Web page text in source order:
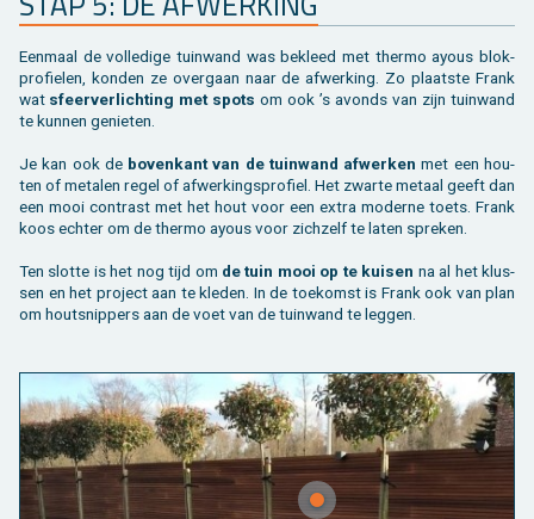
Een­maal de vol­le­di­ge tuin­wand was be­kleed met ther­mo ayous blok­
pro­fie­len, kon­den ze over­gaan naar de af­wer­king. Zo plaatste Frank
wat sfeer­ver­lich­ting met spots om ook ’s avonds van zijn tuin­wand
te kun­nen ge­nie­ten.
Je kan ook de bo­ven­kant van de tuin­wand af­wer­ken met een hou­
ten of me­ta­len regel of af­wer­kings­pro­fiel. Het zwar­te me­taal geeft dan
een mooi con­trast met het hout voor een extra mo­der­ne toets. Frank
koos ech­ter om de ther­mo ayous voor zich­zelf te laten spre­ken.
Ten slot­te is het nog tijd om de tuin mooi op te kui­sen na al het klus­
sen en het pro­ject aan te kle­den. In de toe­komst is Frank ook van plan
om hout­snip­pers aan de voet van de tuin­wand te leg­gen.